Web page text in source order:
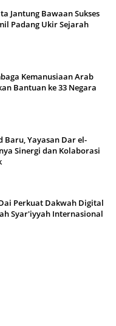
Jantung Bawaan Sukses
Padang Ukir Sejarah
Kemanusiaan Arab
Bantuan ke 33 Negara
Baru, Yayasan Dar el-
Sinergi dan Kolaborasi
Perkuat Dakwah Digital
Syar'iyyah Internasional